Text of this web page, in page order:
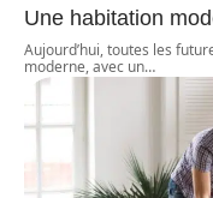
Une habitation
Aujourd’hui, toutes les
moderne, avec un…